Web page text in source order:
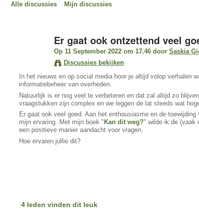
Alle discussies Mijn discussies
Er gaat ook ontzettend veel
Op 11 September 2022 om 17.46 door Saskia
Discussies bekijken
In het nieuws en op social media hoor je altijd volop verhalen
informatiebeheer van overheden.
Natuurlijk is er nog veel te verbeteren en dat zal altijd zo
vraagstukken zijn complex en we leggen de lat steeds wat
Er gaat ook veel goed. Aan het enthousiasme en de
mijn ervaring. Met mijn boek " Kan dit weg?" wilde ik de (vaak
een positieve manier aandacht voor vragen.
Hoe ervaren jullie dit?
4 leden vinden dit leuk